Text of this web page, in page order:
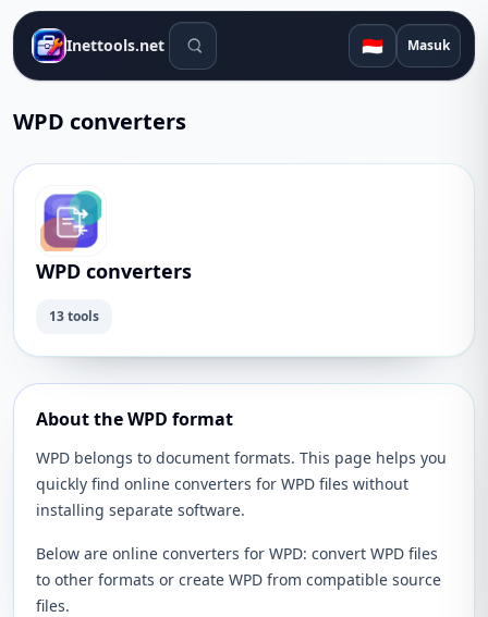
Inettools.net Alat pencarian 🇮🇩 Masuk
WPD converters
WPD converters
13 tools
About the WPD format
WPD belongs to document formats. This page helps you
quickly find online converters for WPD files without
installing separate software.
Below are online converters for WPD: convert WPD files
to other formats or create WPD from compatible source
files.